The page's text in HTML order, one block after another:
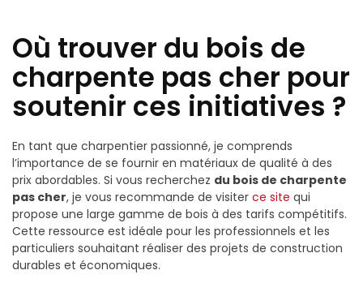
Où trouver du bois de
charpente pas cher pour
soutenir ces initiatives ?
En tant que charpentier passionné, je comprends
l’importance de se fournir en matériaux de qualité à des
prix abordables. Si vous recherchez du bois de charpente
pas cher, je vous recommande de visiter ce site qui
propose une large gamme de bois à des tarifs compétitifs.
Cette ressource est idéale pour les professionnels et les
particuliers souhaitant réaliser des projets de construction
durables et économiques.